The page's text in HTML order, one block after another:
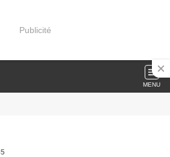
Publicité
MENU